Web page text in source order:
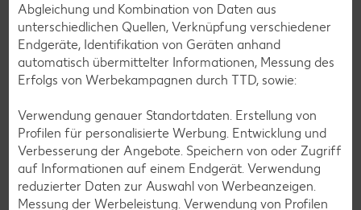
Laktosefreie Rezepte
Abgleichung und Kombination von Daten aus
unterschiedlichen Quellen, Verknüpfung verschiedener
Endgeräte, Identifikation von Geräten anhand
automatisch übermittelter Informationen, Messung des
Erfolgs von Werbekampagnen durch TTD, sowie:
Verwendung genauer Standortdaten. Erstellung von
Profilen für personalisierte Werbung. Entwicklung und
Verbesserung der Angebote. Speichern von oder Zugriff
auf Informationen auf einem Endgerät. Verwendung
reduzierter Daten zur Auswahl von Werbeanzeigen.
Messung der Werbeleistung. Verwendung von Profilen